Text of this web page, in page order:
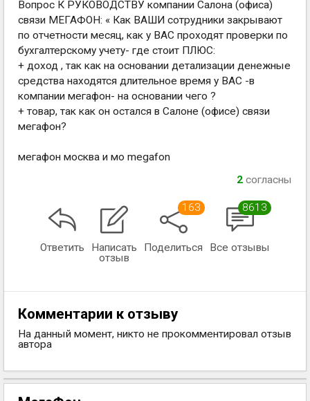
Вопрос К РУКОВОДСТВУ компании Салона (офиса)
связи МЕГАФОН: « Как ВАШИ сотрудники закрывают
по отчетности месяц, как у ВАС проходят проверки по
бухгалтерскому учету- где стоит ПЛЮС:
+ доход , так как на основании детализации денежные
средства находятся длительное время у ВАС -в
компании мегафон- на основании чего ?
+ товар, так как он остался в Салоне (офисе) связи
мегафон?
мегафон москва и мо megafon
2 согласны
Ответить
Написать
отзыв
163
Поделиться
8613
Все отзывы
Комментарии к отзыву
На данный момент, никто не прокомментировал отзыв
автора